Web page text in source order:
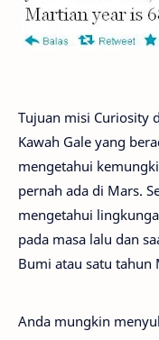
Tujuan misi Curiosity
Kawah Gale yang
mengetahui
pernah ada di Mars.
mengetahui
pada masa lalu dan
Bumi atau satu tahun
Anda mungkin